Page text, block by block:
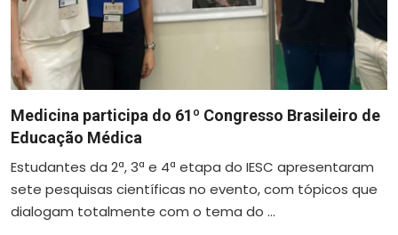
Medicina participa do 61º Congresso Brasileiro de
Educação Médica
Estudantes da 2ª, 3ª e 4ª etapa do IESC apresentaram
sete pesquisas científicas no evento, com tópicos que
dialogam totalmente com o tema do ...